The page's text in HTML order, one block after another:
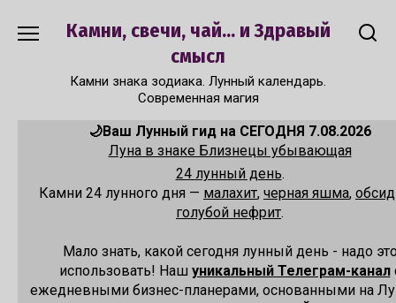
Камни, свечи, чай... и Здравый
смысл
Камни знака зодиака. Лунный календарь.
Современная магия
🌙Ваш Лунный гид на СЕГОДНЯ 7.08.2026
Луна в знаке Близнецы убывающая
24 лунный день.
Камни 24 лунного дня — малахит, черная яшма,
голубой нефрит.
Мало знать, какой сегодня лунный день - надо
использовать! Наш уникальный Телеграм-канал
ежедневными бизнес-планерами, основанными на